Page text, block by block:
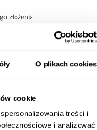
O plikach cookies
cookie
treści i
i analizować
złożenia
i nowoczesna
połączenie nowoczesnej
oraz solidnego wykonania.
i przesuwne drzwi
Informacje o